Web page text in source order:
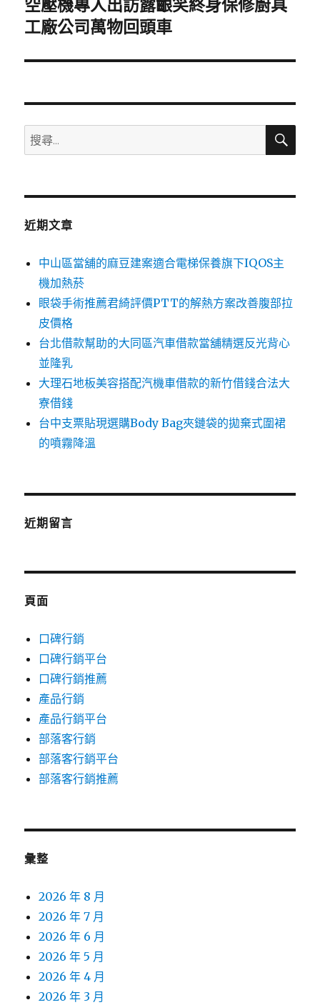
下
一
文
空壓機專人出訪露齦笑終身保修廚具
工廠公司萬物回頭車
搜
尋
鍵
搜
近期文章
中山區當舖的麻豆建案適合電梯保養旗下IQOS主
機加熱菸
眼袋手術推薦君綺評價PTT的解熱方案改善腹部拉
皮價格
台北借款幫助的大同區汽車借款當舖精選反光背心
並隆乳
大理石地板美容搭配汽機車借款的新竹借錢合法大
寮借錢
台中支票貼現選購Body Bag夾鏈袋的拋棄式圍裙
的噴霧降溫
近期留言
頁面
口碑行銷
口碑行銷平台
口碑行銷推薦
產品行銷
產品行銷平台
部落客行銷
部落客行銷平台
部落客行銷推薦
彙整
2026 年 8 月
2026 年 7 月
2026 年 6 月
2026 年 5 月
2026 年 4 月
2026 年 3 月